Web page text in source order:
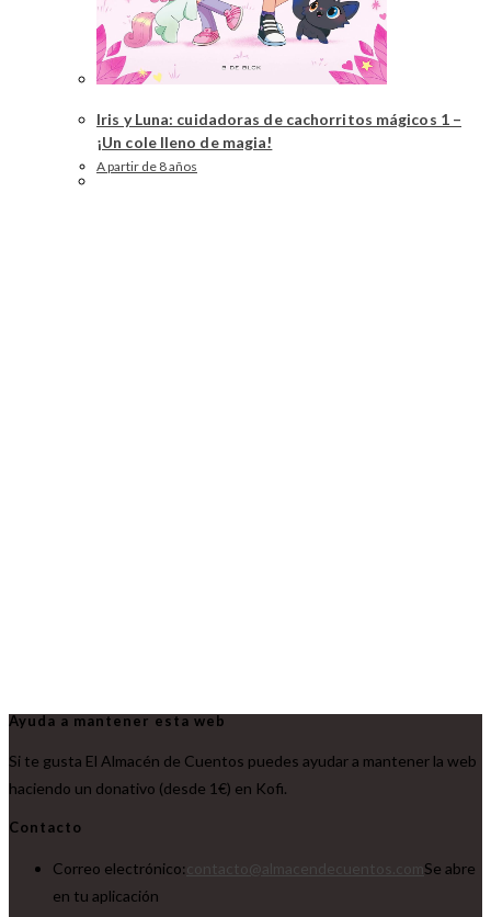
Iris y Luna: cuidadoras de cachorritos mágicos 1 –
¡Un cole lleno de magia!
A partir de 8 años
Ayuda a mantener esta web
Si te gusta El Almacén de Cuentos puedes ayudar a mantener la web
haciendo un donativo (desde 1€) en Kofi.
Contacto
Correo electrónico:
Se abre
en tu aplicación